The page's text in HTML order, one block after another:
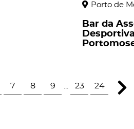
Porto de
Bar da
Desportiva
7 8 9 23 24